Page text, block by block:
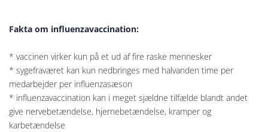
Fakta om influenzavaccination:
* vaccinen virker kun på et ud af fire raske mennesker
* sygefraværet kan kun nedbringes med halvanden time per
medarbejder per influenzasæson
* influenzavaccination kan i meget sjældne tilfælde blandt andet
give nervebetændelse, hjernebetændelse, kramper og
karbetændelse